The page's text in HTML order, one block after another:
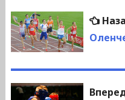
Навигация
по
записям